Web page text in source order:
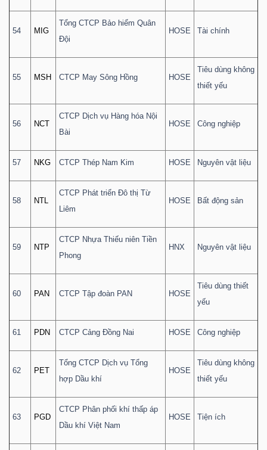
54 MIG
Tổng CTCP Bảo hiểm Quân
Đội
HOSE Tài chính
55 MSH CTCP May Sông Hồng HOSE
Tiêu dùng không
thiết yếu
56 NCT
CTCP Dịch vụ Hàng hóa Nội
Bài
HOSE Công nghiệp
57 NKG CTCP Thép Nam Kim HOSE Nguyên vật liệu
58 NTL
CTCP Phát triển Đô thị Từ
Liêm
HOSE Bất động sản
59 NTP
CTCP Nhựa Thiếu niên Tiền
Phong
HNX Nguyên vật liệu
60 PAN CTCP Tập đoàn PAN HOSE
Tiêu dùng thiết
yếu
61 PDN CTCP Cảng Đồng Nai HOSE Công nghiệp
62 PET
Tổng CTCP Dịch vụ Tổng
hợp Dầu khí
HOSE
Tiêu dùng không
thiết yếu
63 PGD
CTCP Phân phối khí thấp áp
Dầu khí Việt Nam
HOSE Tiện ích